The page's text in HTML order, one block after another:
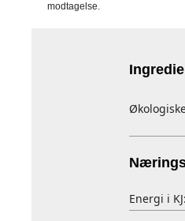
modtagelse.
Energi i KJ: